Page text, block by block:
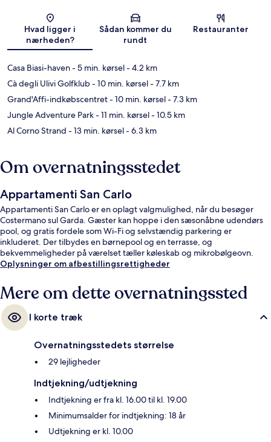
Hvad ligger i
nærheden?
Sådan kommer du
rundt
Restauranter
Casa Biasi-haven- 5 min. kørsel- 4.2 km
Cà degli Ulivi Golfklub- 10 min. kørsel- 7.7 km
Grand'Affi-indkøbscentret- 10 min. kørsel- 7.3 km
Jungle Adventure Park- 11 min. kørsel- 10.5 km
Al Corno Strand - 13 min. kørsel- 6.3 km
Om overnatningsstedet
Appartamenti San Carlo
Appartamenti San Carlo er en oplagt valgmulighed, når du besøger
Costermano sul Garda. Gæster kan hoppe i den sæsonåbne udendørs
pool, og gratis fordele som Wi-Fi og selvstændig parkering er
inkluderet. Der tilbydes en børnepool og en terrasse, og
bekvemmeligheder på værelset tæller køleskab og mikrobølgeovn.
Oplysninger om afbestillingsrettigheder
Mere om dette overnatningssted
I korte træk
Overnatningsstedets størrelse
29 lejligheder
Indtjekning/udtjekning
Indtjekning er fra kl. 16.00 til kl. 19.00
Minimumsalder for indtjekning: 18 år
Udtjekning er kl. 10.00